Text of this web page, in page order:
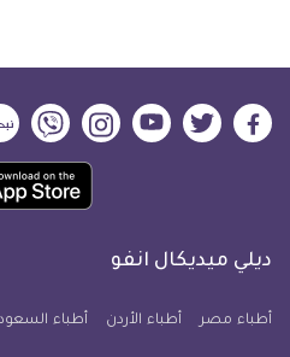
ديلي
فيسبوك
ديلي
تويتر
ديلي
ميديكال
يوتيوب
ديلي
ميديكال
انفو
ديلي
انفو
حمل
تطبيق
معلومة
ديلي ميديكال انفو
أطباء مصر أطباء الأردن أطباء